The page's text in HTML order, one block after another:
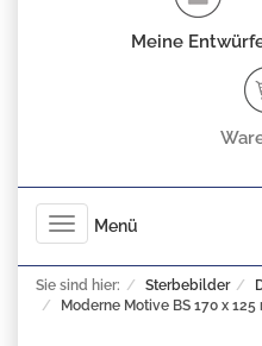
Meine
Toggle
navigation
Menü
Sie sind hier: Sterbebilder
Moderne Motive BS 170 x 125